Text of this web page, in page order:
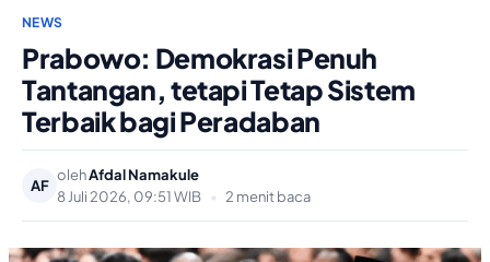
NEWS
Prabowo: Demokrasi Penuh
Tantangan, tetapi Tetap Sistem
Terbaik bagi Peradaban
AF
olehAfdal Namakule
8 Juli 2026, 09:51 WIB
• 2 menit baca